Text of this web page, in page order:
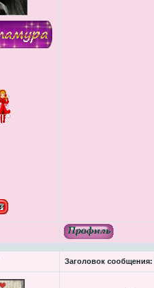
Заголовок сообщения: